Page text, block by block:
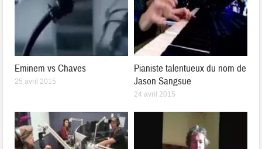
Eminem vs Chaves
25 avril 2015
Pianiste talentueux du nom de
Jason Sangsue
24 avril 2015